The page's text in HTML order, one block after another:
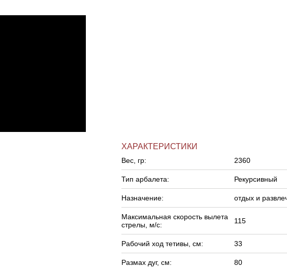
ХАРАКТЕРИСТИКИ
Вес, гр: 2360
Тип арбалета: Рекурсивный
Назначение: отдых и
Максимальная скорость вылета
стрелы, м/c:
115
Рабочий ход тетивы, см: 33
Размах дуг, см: 80